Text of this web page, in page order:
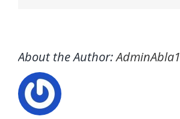
About the Author:AdminAbla1